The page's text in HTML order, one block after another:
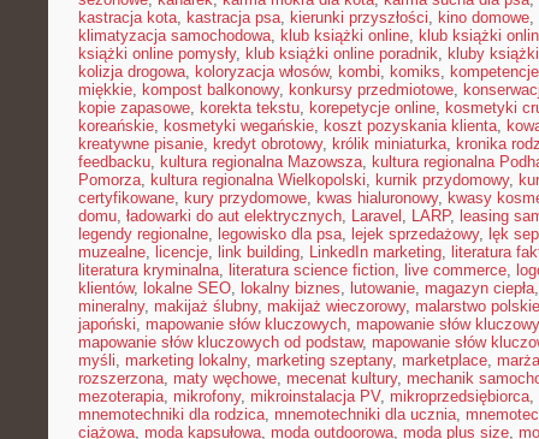
kastracja kota, kastracja psa, kierunki przyszłości, kino domowe,
klimatyzacja samochodowa, klub książki online, klub książki
książki online pomysły, klub książki online poradnik, kluby książki
kolizja drogowa, koloryzacja włosów, kombi, komiks,
miękkie, kompost balkonowy, konkursy przedmiotowe,
kopie zapasowe, korekta tekstu, korepetycje online, kosmetyki
koreańskie, kosmetyki wegańskie, koszt pozyskania klienta,
kreatywne pisanie, kredyt obrotowy, królik miniaturka, kronika
feedbacku, kultura regionalna Mazowsza, kultura regionalna
Pomorza, kultura regionalna Wielkopolski, kurnik przydomowy,
certyfikowane, kury przydomowe, kwas hialuronowy, kwasy
domu, ładowarki do aut elektrycznych, Laravel , LARP, leasing
legendy regionalne, legowisko dla psa, lejek sprzedażowy, lęk
muzealne, licencje, link building, LinkedIn marketing, literatura
literatura kryminalna, literatura science fiction, live commerce,
klientów, lokalne SEO, lokalny biznes, lutowanie, magazyn ciepła
mineralny, makijaż ślubny, makijaż wieczorowy, malarstwo polskie
japoński, mapowanie słów kluczowych, mapowanie słów
mapowanie słów kluczowych od podstaw, mapowanie słów
myśli, marketing lokalny, marketing szeptany, marketplace, marża
rozszerzona, maty węchowe, mecenat kultury, mechanik
mezoterapia, mikrofony, mikroinstalacja PV, mikroprzedsiębiorca,
mnemotechniki dla rodzica, mnemotechniki dla ucznia,
ciążowa, moda kapsułowa, moda outdoorowa, moda plus size,